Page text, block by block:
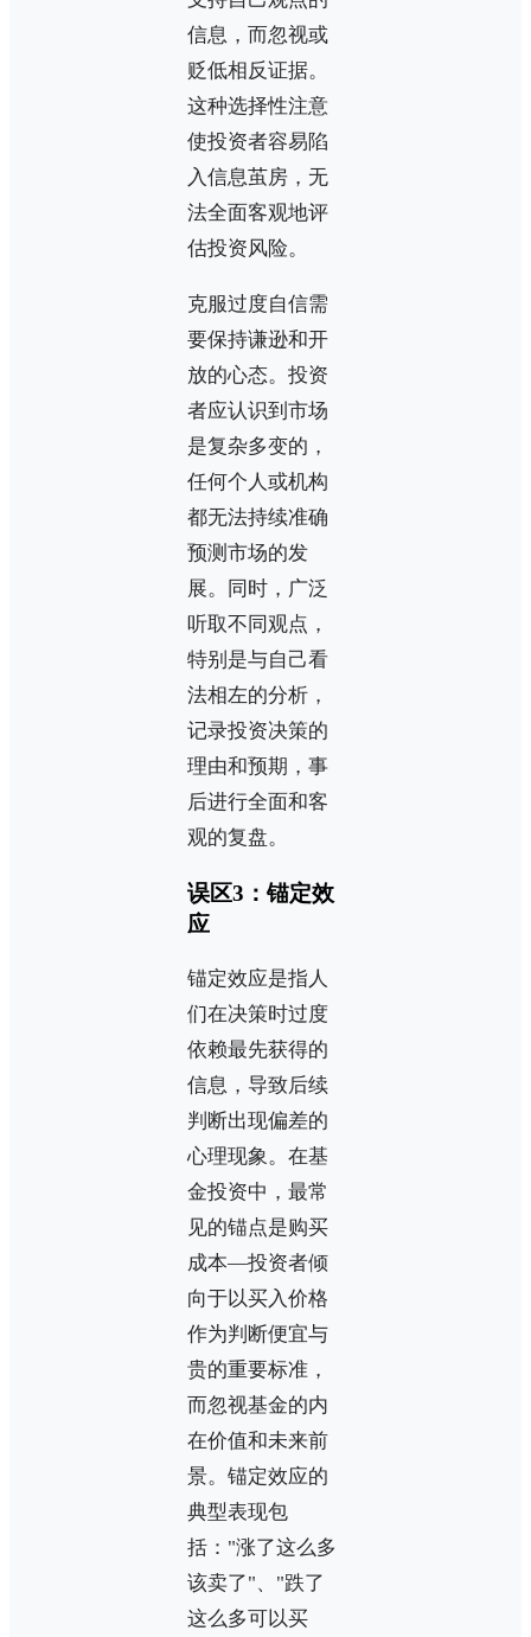
信息，而忽视或
贬低相反证据。
这种选择性注意
使投资者容易陷
入信息茧房，无
法全面客观地评
估投资风险。
克服过度自信需
要保持谦逊和开
放的心态。投资
者应认识到市场
是复杂多变的，
任何个人或机构
都无法持续准确
预测市场的发
展。同时，广泛
听取不同观点，
特别是与自己看
法相左的分析，
记录投资决策的
理由和预期，事
后进行全面和客
观的复盘。
误区3：锚定效
应
锚定效应是指人
们在决策时过度
依赖最先获得的
信息，导致后续
判断出现偏差的
心理现象。在基
金投资中，最常
见的锚点是购买
成本—投资者倾
向于以买入价格
作为判断便宜与
贵的重要标准，
而忽视基金的内
在价值和未来前
景。锚定效应的
典型表现包
括："涨了这么多
该卖了"、"跌了
这么多可以买